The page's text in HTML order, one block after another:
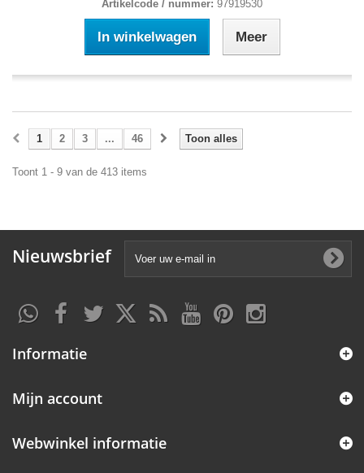
Artikelcode / nummer: 97919530
In winkelwagen Meer
Toon alles
1 2 3 ... 46
Toont 1 - 9 van de 413 items
Nieuwsbrief
Informatie
Mijn account
Webwinkel informatie